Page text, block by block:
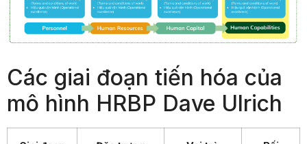
Các giai đoạn tiến hóa của
mô hình HRBP Dave Ulrich